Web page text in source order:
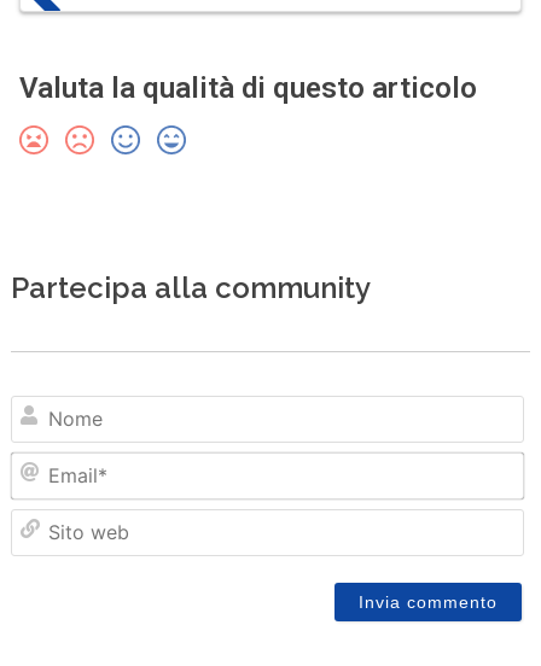
Valuta la qualità di questo articolo
Partecipa alla community